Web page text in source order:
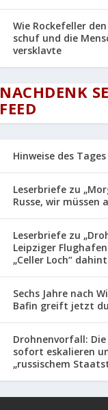
Wie Rockefeller
schuf und die
versklavte
NACHDENK
FEED
Hinweise des Tages
Leserbriefe zu
Russe, wir müssen
Leserbriefe zu
Leipziger
„Celler Loch“
Sechs Jahre nach
Bafin greift jetzt
Drohnenvorfall:
sofort eskalieren
„russischem